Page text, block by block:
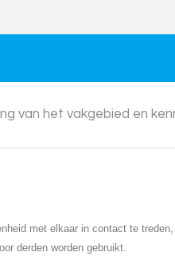
van het vakgebied en
met elkaar in contact te
derden worden gebruikt.